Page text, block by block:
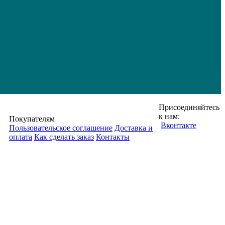
Покупателям
Пользовательское соглашение Доставка и
оплата Как сделать заказ Контакты
Присоединяйтесь
к нам:
Вконтакте